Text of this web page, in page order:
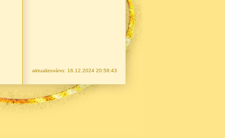
aktualizováno: 16.12.2024 20:58:43